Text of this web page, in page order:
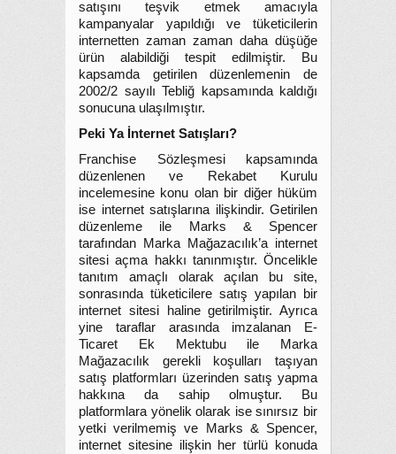
satışını teşvik etmek amacıyla
kampanyalar yapıldığı ve tüketicilerin
internetten zaman zaman daha düşüğe
ürün alabildiği tespit edilmiştir. Bu
kapsamda getirilen düzenlemenin de
2002/2 sayılı Tebliğ kapsamında kaldığı
sonucuna ulaşılmıştır.
Peki Ya İnternet Satışları?
Franchise Sözleşmesi kapsamında
düzenlenen ve Rekabet Kurulu
incelemesine konu olan bir diğer hüküm
ise internet satışlarına ilişkindir. Getirilen
düzenleme ile Marks & Spencer
tarafından Marka Mağazacılık’a internet
sitesi açma hakkı tanınmıştır. Öncelikle
tanıtım amaçlı olarak açılan bu site,
sonrasında tüketicilere satış yapılan bir
internet sitesi haline getirilmiştir. Ayrıca
yine taraflar arasında imzalanan E-
Ticaret Ek Mektubu ile Marka
Mağazacılık gerekli koşulları taşıyan
satış platformları üzerinden satış yapma
hakkına da sahip olmuştur. Bu
platformlara yönelik olarak ise sınırsız bir
yetki verilmemiş ve Marks & Spencer,
internet sitesine ilişkin her türlü konuda